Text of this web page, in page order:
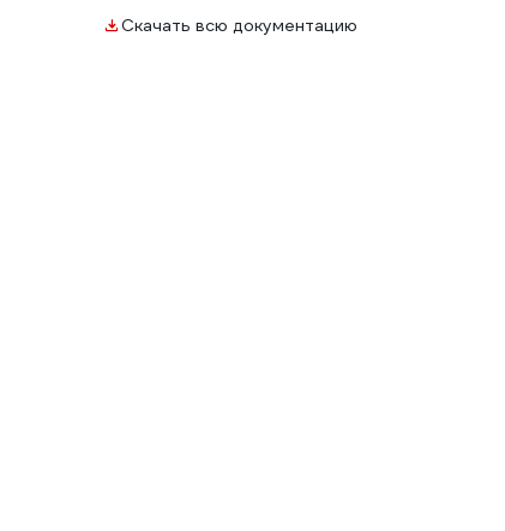
Скачать всю документацию